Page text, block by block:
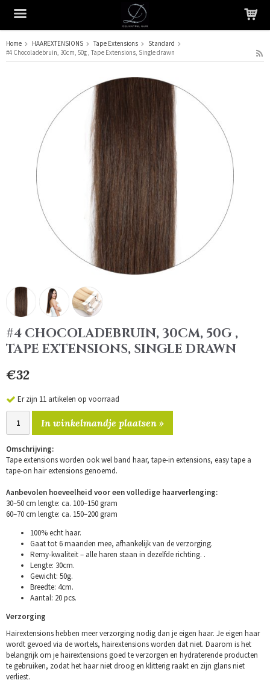
Het product is in je winkelmandje geplaatst
Home HAAREXTENSIONS Tape Extensions
Standard
#4 Chocoladebruin, 30cm, 50g , Tape Extensions, Single drawn
#4 CHOCOLADEBRUIN, 30CM, 50G ,
TAPE EXTENSIONS, SINGLE DRAWN
€32
Er zijn 11 artikelen op voorraad
In winkelmandje plaatsen »
Omschrijving:
Tape extensions worden ook wel band haar, tape-in extensions, easy tape a
tape-on hair extensions genoemd.
Aanbevolen hoeveelheid voor een volledige haarverlenging:
30–50 cm lengte: ca. 100–150 gram
60–70 cm lengte: ca. 150–200 gram
100% echt haar.
Gaat tot 6 maanden mee, afhankelijk van de verzorging.
Remy-kwaliteit – alle haren staan in dezelfde richting. .
Lengte: 30cm.
Gewicht: 50g.
Breedte: 4cm.
Aantal: 20 pcs.
Verzorging
Hairextensions hebben meer verzorging nodig dan je eigen haar. Je eigen haar
wordt gevoed via de wortels, hairextensions worden dat niet. Daarom is het
belangrijk om je hairextensions goed te verzorgen en hydraterende producten
te gebruiken, zodat het haar niet droog en klitterig raakt en zijn glans niet
verliest.